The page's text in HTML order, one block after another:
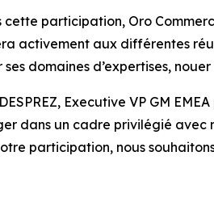
cette participation, Oro
activement aux différentes
domaines d’expertises,
Executive VP GM
dans un cadre privilégié avec
participation, nous